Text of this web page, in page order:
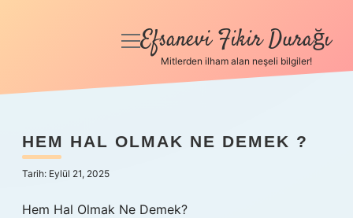
Anasayfa
Yasal Uyarı
menüyü
Efsanevi Fikir Durağı
Mitlerden ilham alan neşeli bilgiler!
HEM HAL OLMAK NE DEMEK ?
Tarih: Eylül 21, 2025
Hem Hal Olmak Ne Demek?